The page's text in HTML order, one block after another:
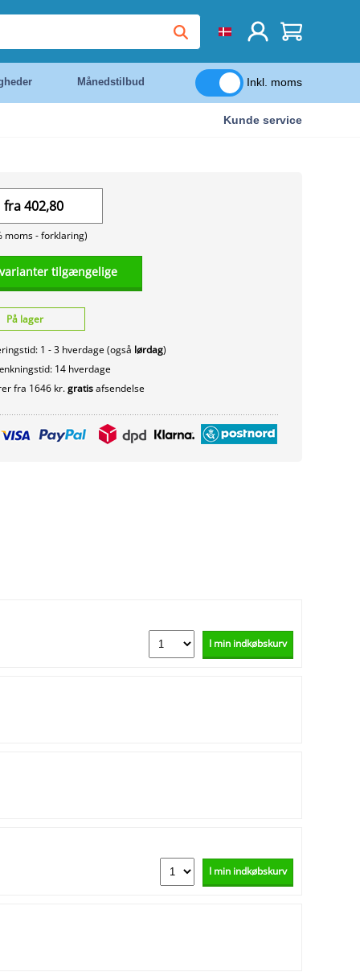
Månedstilbud Inkl. moms
Kunde service
fra402,80
moms -forklaring)
tilgængelige
På lager
1 - 3 hverdage (også lørdag)
14 hverdage
fra 1646 kr.gratisafsendelse
I min indkøbskurv
I min indkøbskurv